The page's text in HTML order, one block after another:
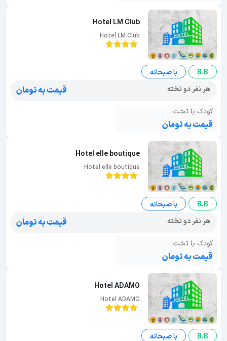
Hotel LM Club
Hotel LM Club
B.B
با صبحانه
هر نفر دو تخته
قیمت به تومان
کودک با تخت
قیمت به تومان
Hotel elle boutique
Hotel elle boutique
B.B
با صبحانه
هر نفر دو تخته
قیمت به تومان
کودک با تخت
قیمت به تومان
Hotel ADAMO
Hotel ADAMO
B.B با صبحانه